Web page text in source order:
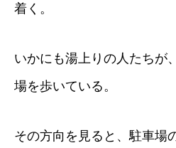
着く。
いかにも湯上りの人たちが
場を歩いている。
その方向を見ると、駐車場